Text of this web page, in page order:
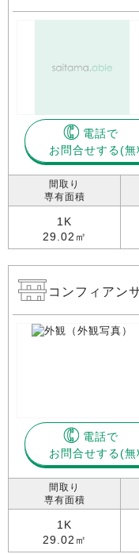
電話で
お問合せする
間取り
専有面積
1K
29.02㎡
コンフィアン
電話で
お問合せする
間取り
専有面積
1K
29.02㎡